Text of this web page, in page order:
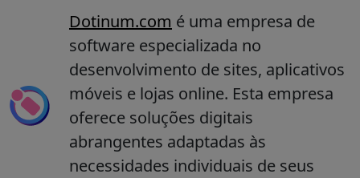
Dotinum.com é uma empresa de
software especializada no
desenvolvimento de sites, aplicativos
móveis e lojas online. Esta empresa
oferece soluções digitais
abrangentes adaptadas às
necessidades individuais de seus